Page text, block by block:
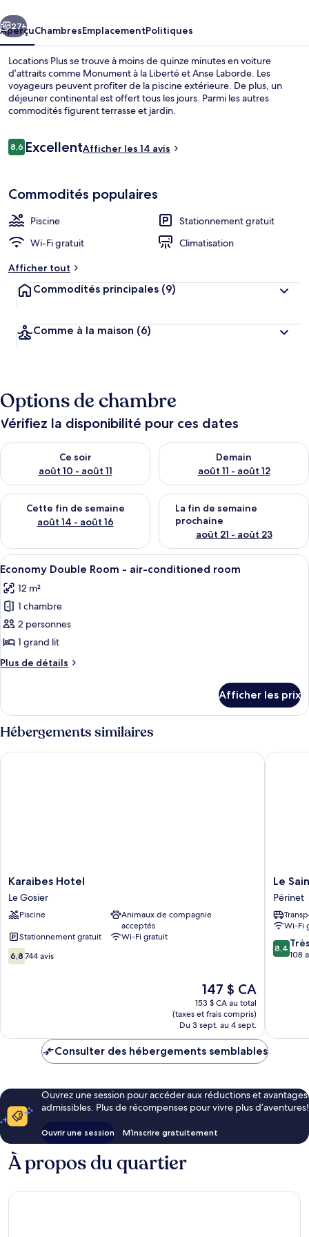
Suivant
27+
AperçuChambresEmplacementPolitiques
Locations Plus se trouve à moins de quinze minutes en voiture
d’attraits comme Monument à la Liberté et Anse Laborde. Les
voyageurs peuvent profiter de la piscine extérieure. De plus, un
déjeuner continental est offert tous les jours. Parmi les autres
commodités figurent terrasse et jardin.
Avis
8,68,6 sur 10 –
ExcellentAfficher les 14 avis
Commodités populaires
Piscine
Stationnement gratuit
Wi-Fi gratuit
Climatisation
Afficher tout
Commodités principales (9)
Comme à la maison (6)
Options de chambre
Vérifiez la disponibilité pour ces dates
Ce soir
août 10 - août 11
Vérifier la disponibilité pour ce soir août 10 - août 11
Demain
août 11 - août 12
Vérifier la disponibilité pour
Cette fin de semaine
août 14 - août 16
Vérifier la disponibilité pour cette fin de semaine août 14 -
La fin de semaine
prochaine
août 21 - août 23
Vérifier la disponibilité pour
Afficher
toutes
les
photos
pour
ce
type
de
Economy
Double
Room
Une salle de bain avec un lavabo,
12
Economy Double Room - air-conditioned room
12 m²
1 chambre
2 personnes
1 grand lit
Plus de détails
Plus
Economy
Double
Room
air-
Afficher les prix
Hébergements similaires
Karaibes
Hotel
Le
Gosier
Karaibes Hotel
Le Gosier
Piscine
Animaux de compagnie
acceptés
Stationnement gratuit
Wi-Fi gratuit
6.8
sur
6,8 744 avis
Le
prix
est
de
147 $ CA
147 $ CA
153 $ CA au total
(taxes et frais compris)
Du 3 sept. au 4 sept.
Karaibes Hotel
Le
Saint
Périnet
Le
Périnet
Wi-Fi
8.4
sur
8,4
108
Le Saint
Consulter des hébergements semblables
Ouvrez une session pour accéder aux réductions et avantages
admissibles. Plus de récompenses pour vivre plus d’aventures!
Ouvrir une session M’inscrire gratuitement
À propos du quartier